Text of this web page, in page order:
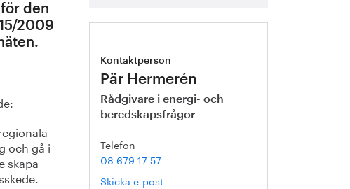
den
2009
och gå i
skapa
Kontaktperson
Pär Hermerén
Rådgivare i energi- och
beredskapsfrågor
Telefon
08 679 17 57
Skicka e-post